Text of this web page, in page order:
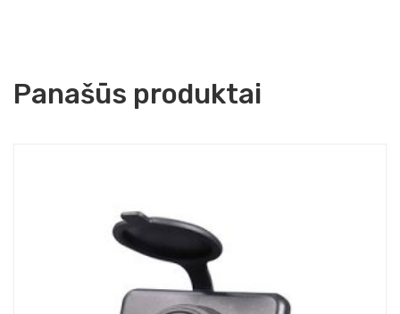
Panašūs produktai